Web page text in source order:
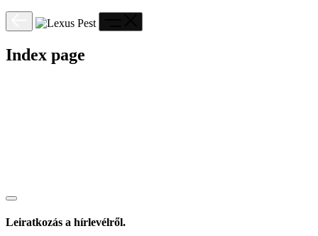
Index page
Leiratkozás a hírlevélről.